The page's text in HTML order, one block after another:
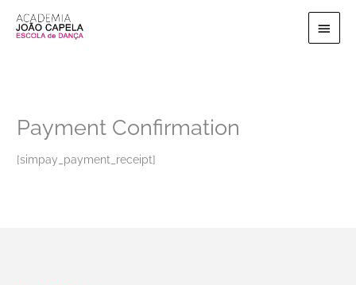
para
Menu
Payment Confirmation
[simpay_payment_receipt]